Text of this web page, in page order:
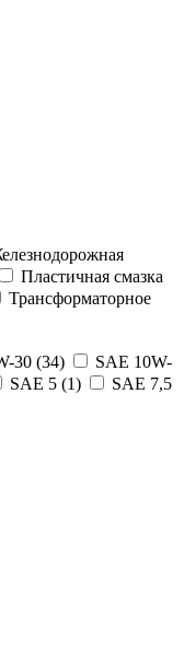
Пластичная смазка
Трансформаторное
30 (34)
SAE 10W-
SAE 5 (1)
SAE 7,5